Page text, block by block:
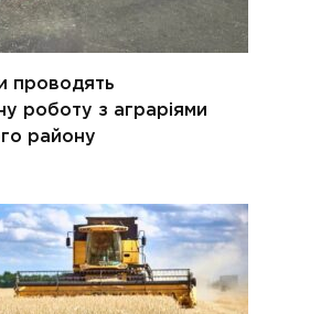
проводять
роботу з аграріями
району